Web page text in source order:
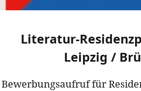
Literatur-
Leipzig /
Bewerbungsaufruf für